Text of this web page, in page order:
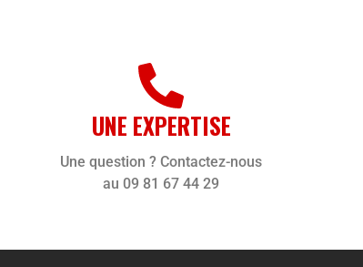
UNE EXPERTISE
Une question ? Contactez-nous
au 09 81 67 44 29